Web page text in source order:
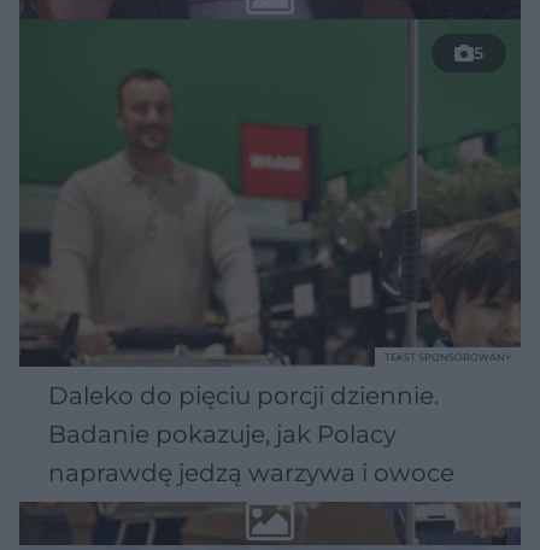
5
Daleko do pięciu porcji dziennie.
Badanie pokazuje, jak Polacy
naprawdę jedzą warzywa i owoce
TEKST SPONSOROWANY